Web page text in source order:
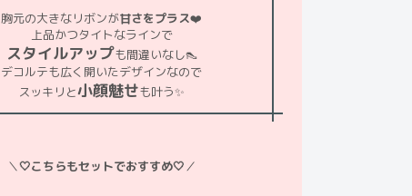
胸元の大きなリボンが甘さをプラス❤️
上品かつタイトなラインで
スタイルアップも間違いなし👠
デコルテも広く開いたデザインなので
スッキリと小顔魅せも叶う✨
＼🤍こちらもセットでおすすめ🤍／